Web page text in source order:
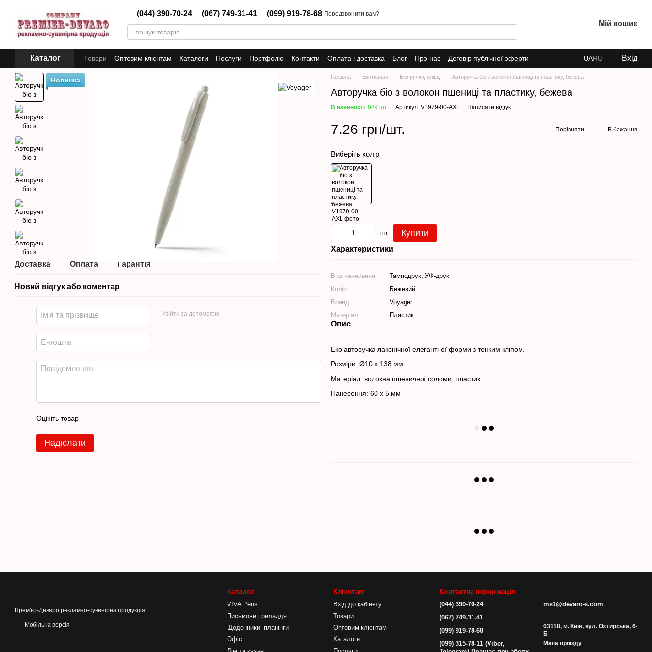
(044) 390-70-24 (067) 749-31-41 (099) 919-78-68 Передзвонити вам?
Мій кошик
Каталог Товари Оптовим клієнтам Каталоги Послуги Портфоліо Контакти Оплата і доставка Блог Про нас Договір публічної оферти UARU Вхід
Новинка
Доставка Оплата Гарантія
Новий відгук або коментар
Увійти за допомогою
Оцініть товар
Надіслати
Головна Екотовари Еко ручки, олівці Авторучка біо з волокон пшениці та пластику, бежева
Авторучка біо з волокон пшениці та пластику, бежева
В наявності: 989 шт. Артикул: V1979-00-AXL Написати відгук
7.26 грн/шт. Порівняти В бажання
Виберіть колір
шт. Купити
Характеристики
Вид нанесення
Тамподрук, УФ-друк
Колір
Бежевий
Бренд
Voyager
Матеріал
Пластик
Опис
Еко авторучка лаконічної елегантної форми з тонким кліпом.
Розміри: Ø10 x 138 мм
Матеріал: волокна пшеничної соломи, пластик
Нанесення: 60 x 5 мм
Прем'єр-Деваро рекламно-сувенірна продукція
Мобільна версія
Каталог
VIVA Pens
Письмове приладдя
Щоденники, планінги
Офіс
Клієнтам
Вхід до кабінету
Товари
Оптовим клієнтам
Каталоги
Контактна інформація
(044) 390-70-24
(067) 749-31-41
(099) 919-78-68
(099) 315-78-11 (Viber,
ms1@devaro-s.com
03118, м. Київ, вул. Охтирська, 6-
Б
Мапа проїзду